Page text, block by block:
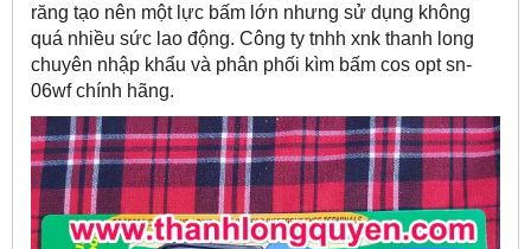
răng tạo nên một lực bấm lớn nhưng sử dụng không
quá nhiều sức lao động. Công ty tnhh xnk thanh long
chuyên nhập khẩu và phân phối kìm bấm cos opt sn-
06wf chính hãng.